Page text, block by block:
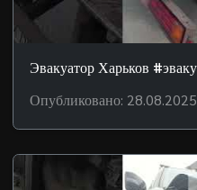
Опубликовано: 28.08.2025